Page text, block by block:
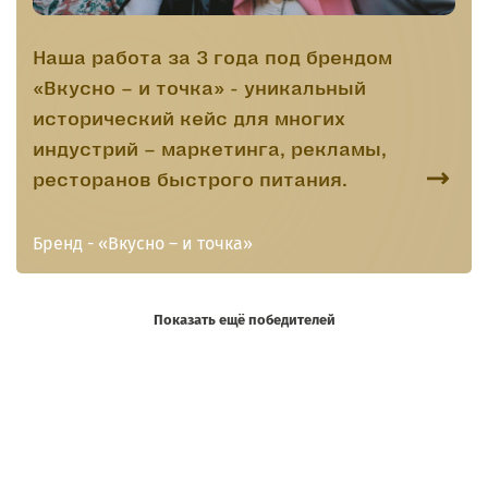
Наша работа за 3 года под брендом
«Вкусно – и точка» - уникальный
исторический кейс для многих
индустрий – маркетинга, рекламы,
ресторанов быстрого питания.
Бренд - «Вкусно – и точка»
Показать ещё победителей